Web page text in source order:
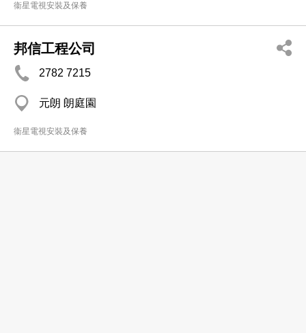
衞星電視安裝及保養
邦信工程公司
2782 7215
元朗 朗庭園
衞星電視安裝及保養